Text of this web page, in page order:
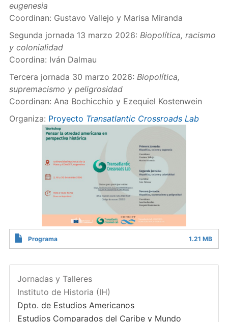
eugenesia
Coordinan: Gustavo Vallejo y Marisa Miranda
Segunda jornada 13 marzo 2026: Biopolítica, racismo
y colonialidad
Coordina: Iván Dalmau
Tercera jornada 30 marzo 2026: Biopolítica,
supremacismo y peligrosidad
Coordinan: Ana Bochicchio y Ezequiel Kostenwein
Organiza: Proyecto Transatlantic Crossroads Lab
Programa 1.21 MB
Jornadas y Talleres
Instituto de Historia (IH)
Dpto. de Estudios Americanos
Estudios Comparados del Caribe y Mundo